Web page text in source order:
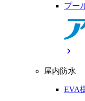
プー
chevron_right
屋内防水
EVA